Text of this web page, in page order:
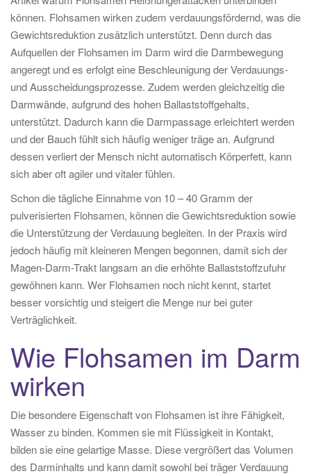
können. Flohsamen wirken zudem verdauungsfördernd, was die
Gewichtsreduktion zusätzlich unterstützt. Denn durch das
Aufquellen der Flohsamen im Darm wird die Darmbewegung
angeregt und es erfolgt eine Beschleunigung der Verdauungs-
und Ausscheidungsprozesse. Zudem werden gleichzeitig die
Darmwände, aufgrund des hohen Ballaststoffgehalts,
unterstützt. Dadurch kann die Darmpassage erleichtert werden
und der Bauch fühlt sich häufig weniger träge an. Aufgrund
dessen verliert der Mensch nicht automatisch Körperfett, kann
sich aber oft agiler und vitaler fühlen.
Schon die tägliche Einnahme von 10 – 40 Gramm der
pulverisierten Flohsamen, können die Gewichtsreduktion sowie
die Unterstützung der Verdauung begleiten. In der Praxis wird
jedoch häufig mit kleineren Mengen begonnen, damit sich der
Magen-Darm-Trakt langsam an die erhöhte Ballaststoffzufuhr
gewöhnen kann. Wer Flohsamen noch nicht kennt, startet
besser vorsichtig und steigert die Menge nur bei guter
Verträglichkeit.
Wie Flohsamen im Darm
wirken
Die besondere Eigenschaft von Flohsamen ist ihre Fähigkeit,
Wasser zu binden. Kommen sie mit Flüssigkeit in Kontakt,
bilden sie eine gelartige Masse. Diese vergrößert das Volumen
des Darminhalts und kann damit sowohl bei träger Verdauung